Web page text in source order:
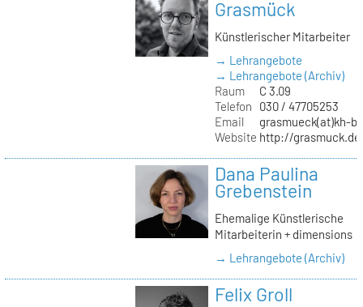
Grasmück
Künstlerischer Mitarbeiter
→ Lehrangebote
→ Lehrangebote (Archiv)
Raum
C 3.09
Telefon
030 / 47705253
Email
grasmueck(at)kh-
Website http://
Dana Paulina
Grebenstein
Ehemalige Künstlerische
Mitarbeiterin + dimensions
→ Lehrangebote (Archiv)
Felix Groll